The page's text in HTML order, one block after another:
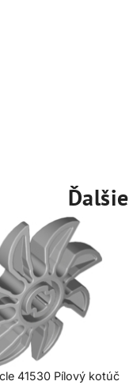
41530 Pílový kotúč